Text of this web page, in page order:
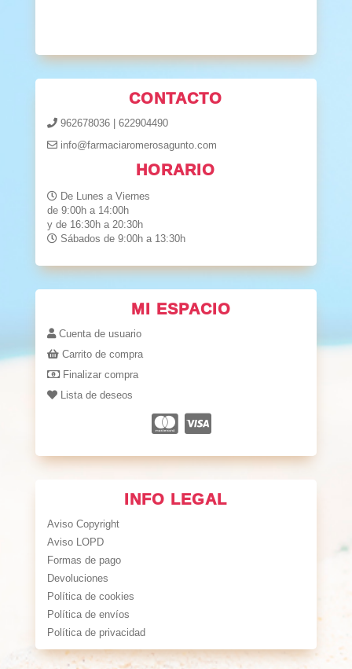
CONTACTO
962678036| 622904490
info@farmaciaromerosagunto.com
HORARIO
De Lunes a Viernes
de 9:00h a 14:00h
y de 16:30h a 20:30h
Sábados de 9:00h a 13:30h
MI ESPACIO
Cuenta de usuario
Carrito de compra
Finalizar compra
Lista de deseos
INFO LEGAL
Aviso Copyright
Aviso LOPD
Formas de pago
Devoluciones
Política de cookies
Política de envíos
Política de privacidad